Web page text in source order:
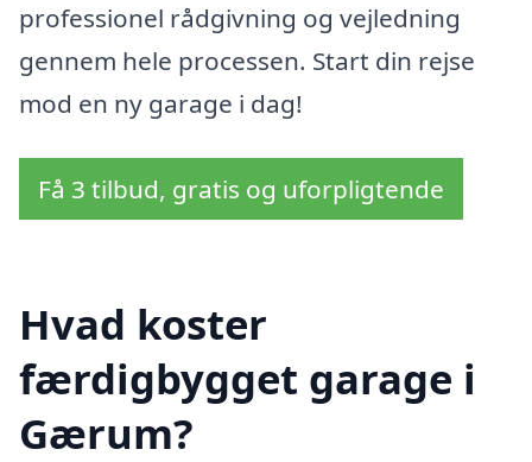
professionel rådgivning og vejledning
gennem hele processen. Start din rejse
mod en ny garage i dag!
Få 3 tilbud, gratis og uforpligtende
Hvad koster
færdigbygget garage i
Gærum?